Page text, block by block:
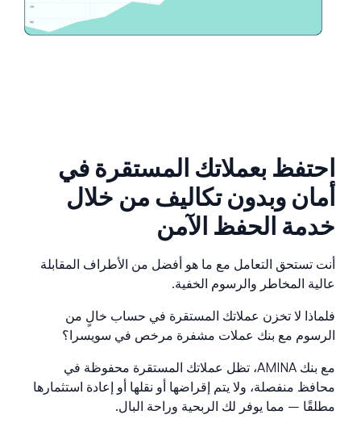
احتفظ بعملاتك المستقرة في
أمان وبدون تكاليف من خلال
خدمة الحفظ الآمن
أنت تستحق التعامل مع ما هو أفضل من الأطراف المقابلة
عالية المخاطر والرسوم الخفية.
فلماذا لا تخزن عملاتك المستقرة في حساب خالٍ من
الرسوم مع بنك عملات مشفرة مرخص في سويسرا؟
مع بنك AMINA، تظل عملاتك المستقرة محفوظة في
محافظ منفصلة، ولا يتم إقراضها أو نقلها أو إعادة استثمارها
مطلقًا – مما يوفر لك الربحية وراحة البال.